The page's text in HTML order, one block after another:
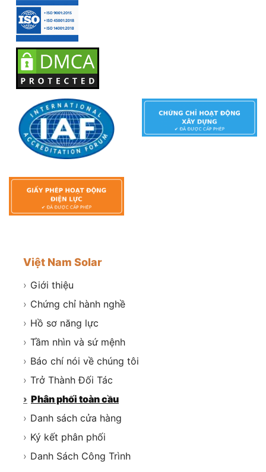
Việt Nam Solar
› Giới thiệu
› Chứng chỉ hành nghề
› Hồ sơ năng lực
› Tầm nhìn và sứ mệnh
› Báo chí nói về chúng tôi
› Trở Thành Đối Tác
› Phân phối toàn cầu